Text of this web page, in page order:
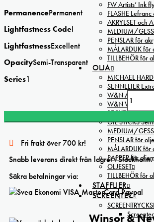
FW Artists’ Ink
FLASHE
AKRYLSET och
MEDIUM/
PENSLAR för
MÅLARDUK för
TILLBEHÖR för
OLJA
MICHAEL
SENNELIER
W&N ARTISAN
W&N WINTON
BECKERS ”A”
OIL STICKS
MEDIUM/
PENSLAR för
MÅLARDUK för
PAPPER för
OLJESET
TILLBEHÖR för
STAFFLIER
SCREENTEC
PermanencePermanent
Lightfastness CodeI
LightfastnessExcellent
OpacitySemi-Transparent
Series1
W&N Galeria Copper acrylic mängd
Fri frakt över 700 kr!
Snabb leverans direkt från lagret i Stockholm.
Säkra betalningar via:
Winsor &